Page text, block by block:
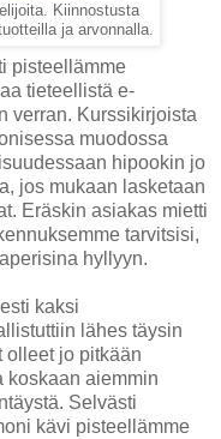
Kiinnostusta
ja arvonnalla.
pisteellämme
tieteellistä e-
verran. Kurssikirjoista
muodossa
hipookin jo
jos mukaan lasketaan
Eräskin asiakas mietti
tarvitsisi,
hyllyyn.
kaksi
lähes täysin
olleet jo pitkään
koskaan aiemmin
Selvästi
kävi pisteellämme